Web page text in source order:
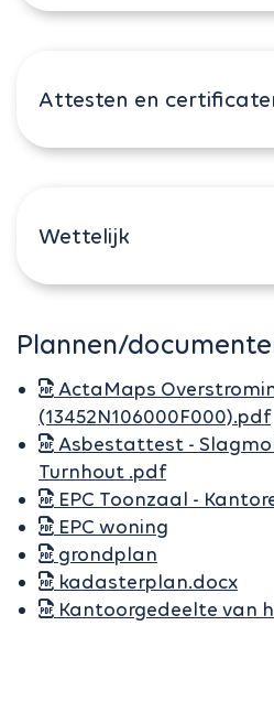
Attesten en
Wettelijk
Plannen/
ActaMaps
(13452N106000F000).pdf
Asbestattest -
Turnhout .pdf
EPC Toonzaal -
EPC woning
grondplan
kadasterplan.docx
Kantoorgedeelte van